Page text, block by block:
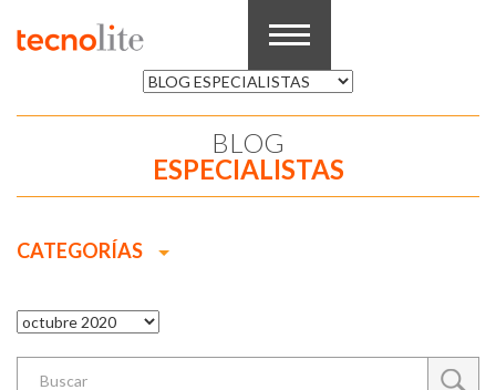
BLOG
ESPECIALISTAS
CATEGORÍAS